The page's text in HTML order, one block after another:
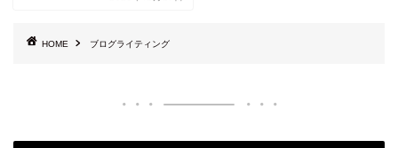
HOME ブログライティング